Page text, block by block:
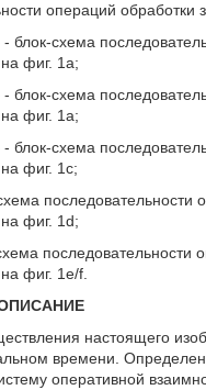
операций обработки
блок-схема
фиг. 1a;
блок-схема
фиг. 1a;
блок-схема
фиг. 1c;
фиг. 1d;
фиг. 1e/f.
настоящего
времени.
оперативной